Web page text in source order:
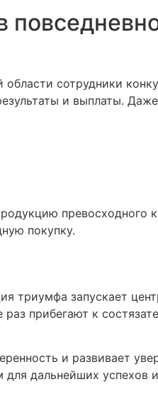
области сотрудники
и выплаты.
превосходного
покупку.
триумфа запускает
прибегают к
и развивает
дальнейших успехов